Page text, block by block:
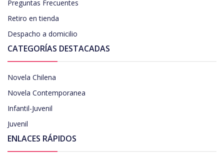
Preguntas Frecuentes
Retiro en tienda
Despacho a domicilio
CATEGORÍAS DESTACADAS
Novela Chilena
Novela Contemporanea
Infantil-Juvenil
Juvenil
ENLACES RÁPIDOS